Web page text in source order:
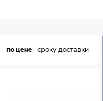
по цене сроку доставки